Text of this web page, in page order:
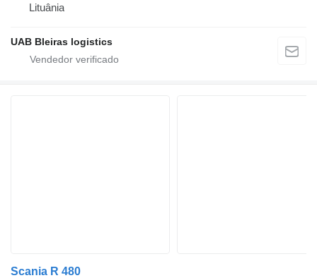
Lituânia
UAB Bleiras logistics
Scania R 480